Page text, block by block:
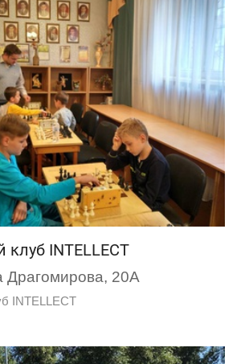
INTELLECT
Драгомирова, 20А
INTELLECT